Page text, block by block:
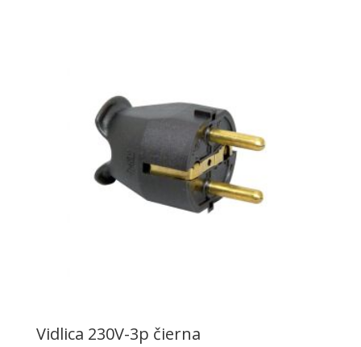
Vidlica 230V-3p čierna